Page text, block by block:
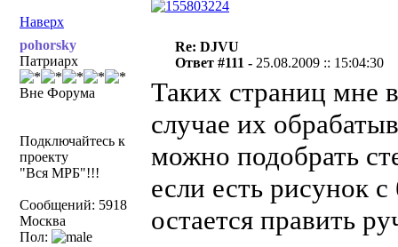
Наверх
pohorsky
Патриарх
Вне Форума
Подключайтесь к
проекту
"Вся МРБ"!!!
Сообщений: 5918
Москва
Пол:
Re: DJVU
Ответ #111 - 25.08.2009 :: 15:04:30
Таких страниц мне
случае их
можно подобрать
если есть рисунок
остается править